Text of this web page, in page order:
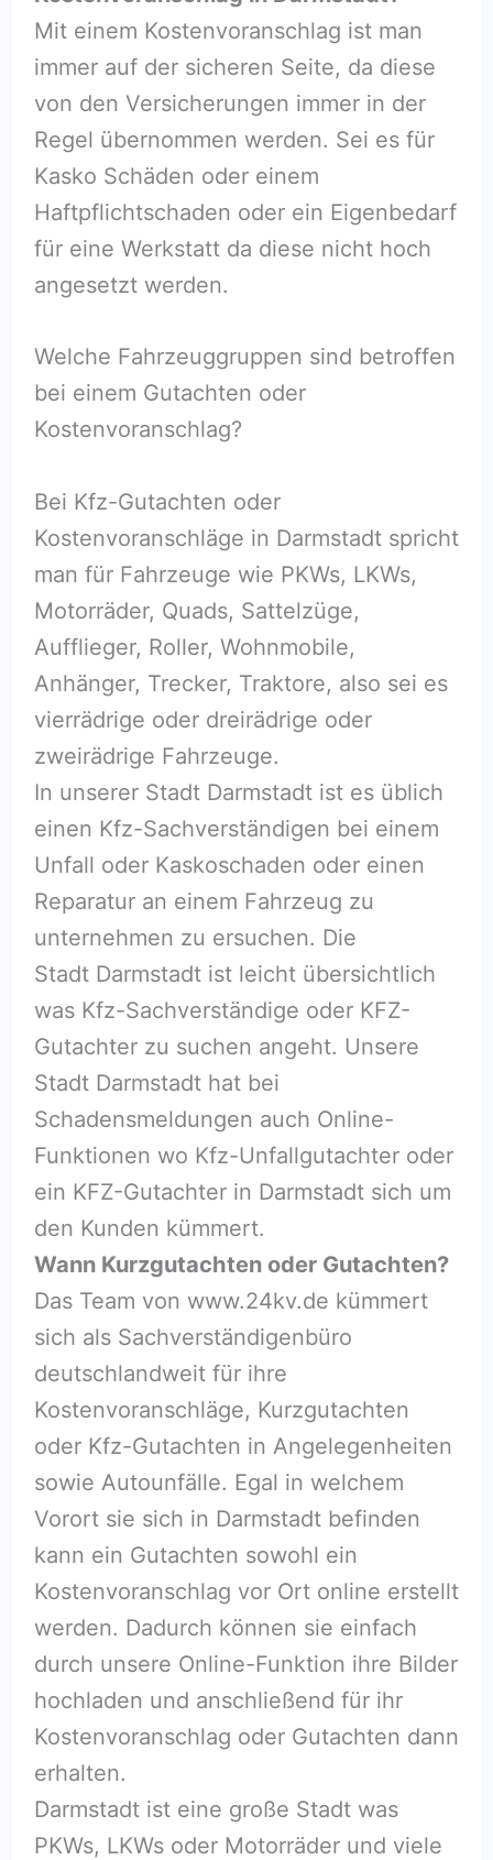
Mit einem Kostenvoranschlag ist man
immer auf der sicheren Seite, da diese
von den Versicherungen immer in der
Regel übernommen werden. Sei es für
Kasko Schäden oder einem
Haftpflichtschaden oder ein Eigenbedarf
für eine Werkstatt da diese nicht hoch
angesetzt werden.
Welche Fahrzeuggruppen sind betroffen
bei einem Gutachten oder
Kostenvoranschlag?
Bei Kfz-Gutachten oder
Kostenvoranschläge in Darmstadt spricht
man für Fahrzeuge wie PKWs, LKWs,
Motorräder, Quads, Sattelzüge,
Aufflieger, Roller, Wohnmobile,
Anhänger, Trecker, Traktore, also sei es
vierrädrige oder dreirädrige oder
zweirädrige Fahrzeuge.
In unserer Stadt Darmstadt ist es üblich
einen Kfz-Sachverständigen bei einem
Unfall oder Kaskoschaden oder einen
Reparatur an einem Fahrzeug zu
unternehmen zu ersuchen. Die
Stadt Darmstadt ist leicht übersichtlich
was Kfz-Sachverständige oder KFZ-
Gutachter zu suchen angeht. Unsere
Stadt Darmstadt hat bei
Schadensmeldungen auch Online-
Funktionen wo Kfz-Unfallgutachter oder
ein KFZ-Gutachter in Darmstadt sich um
den Kunden kümmert.
Wann Kurzgutachten oder Gutachten?
Das Team von www.24kv.de kümmert
sich als Sachverständigenbüro
deutschlandweit für ihre
Kostenvoranschläge, Kurzgutachten
oder Kfz-Gutachten in Angelegenheiten
sowie Autounfälle. Egal in welchem
Vorort sie sich in Darmstadt befinden
kann ein Gutachten sowohl ein
Kostenvoranschlag vor Ort online erstellt
werden. Dadurch können sie einfach
durch unsere Online-Funktion ihre Bilder
hochladen und anschließend für ihr
Kostenvoranschlag oder Gutachten dann
erhalten.
Darmstadt ist eine große Stadt was
PKWs, LKWs oder Motorräder und viele